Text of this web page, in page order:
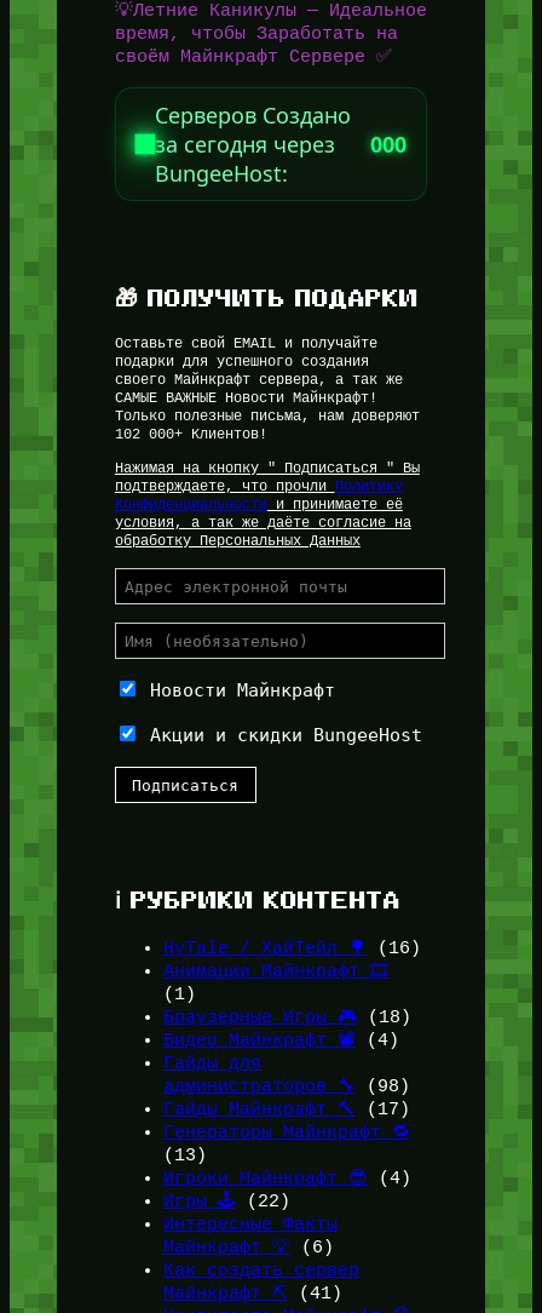
💡Летние Каникулы — Идеальное
время, чтобы Заработать на
своём Майнкрафт Сервере ✅
Серверов Создано
за сегодня через
BungeeHost:
000
🎁 ПОЛУЧИТЬ ПОДАРКИ
Оставьте свой EMAIL и получайте
подарки для успешного создания
своего Майнкрафт сервера, а так же
САМЫЕ ВАЖНЫЕ Новости Майнкрафт!
Только полезные письма, нам доверяют
102 000+ Клиентов!
Нажимая на кнопку " Подписаться " Вы
подтверждаете, что прочли
Политику
Конфиденциальностии принимаете её
условия, а так же даёте согласие на
обработку Персональных Данных
Новости Майнкрафт
Акции и скидки BungeeHost
ℹ️ РУБРИКИ КОНТЕНТА
HyTale / ХайТейл 🌳
(16)
Анимации Майнкрафт 🎞️
(1)
Браузерные Игры 🎮(18)
Видео Майнкрафт 📽️ (4)
Гайды для
администраторов 🔧
(98)
Гайды Майнкрафт 🔨
(17)
Генераторы Майнкрафт 🔁
(13)
Игроки Майнкрафт 😎 (4)
Игры 🕹️ (22)
Интересные Факты
Майнкрафт 💡(6)
Как создать сервер
Майнкрафт ⛏️ (41)